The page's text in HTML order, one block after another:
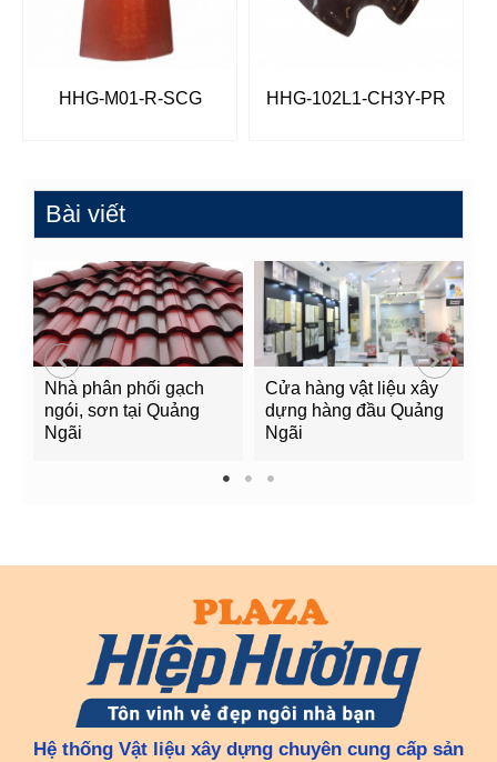
HHG-M01-R-SCG HHG-102L1-CH3Y-PR
Bài viết
Nhà phân phối gạch
ngói, sơn tại Quảng
Ngãi
Cửa hàng vật liệu xây
dựng hàng đầu Quảng
Ngãi
1 2 3
Hệ thống Vật liệu xây dựng chuyên cung cấp sản